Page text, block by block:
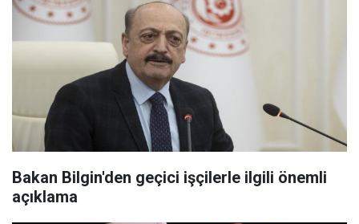
Bakan Bilgin'den geçici işçilerle ilgili önemli
açıklama